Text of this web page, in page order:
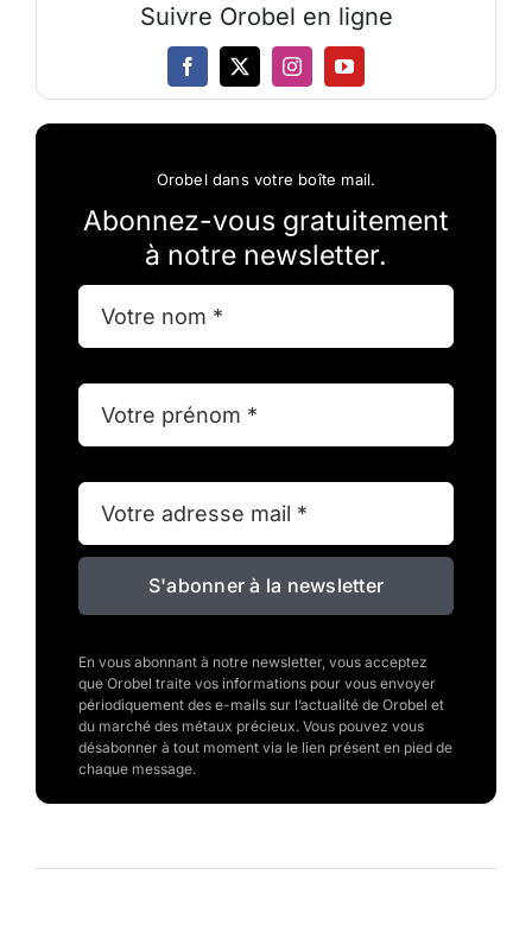
Suivre Orobel en ligne
Orobel dans votre boîte mail.
Abonnez-vous gratuitement
à notre newsletter.
S'abonner à la newsletter
En vous abonnant à notre newsletter, vous acceptez
que Orobel traite vos informations pour vous envoyer
périodiquement des e-mails sur l’actualité de Orobel et
du marché des métaux précieux. Vous pouvez vous
désabonner à tout moment via le lien présent en pied de
chaque message.